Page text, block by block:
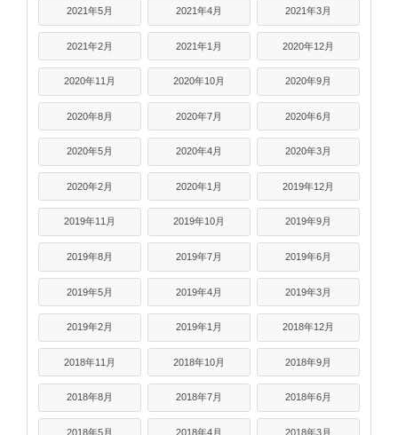
2021年5月 2021年4月 2021年3月
2021年2月 2021年1月 2020年12月
2020年11月 2020年10月 2020年9月
2020年8月 2020年7月 2020年6月
2020年5月 2020年4月 2020年3月
2020年2月 2020年1月 2019年12月
2019年11月 2019年10月 2019年9月
2019年8月 2019年7月 2019年6月
2019年5月 2019年4月 2019年3月
2019年2月 2019年1月 2018年12月
2018年11月 2018年10月 2018年9月
2018年8月 2018年7月 2018年6月
2018年5月 2018年4月 2018年3月